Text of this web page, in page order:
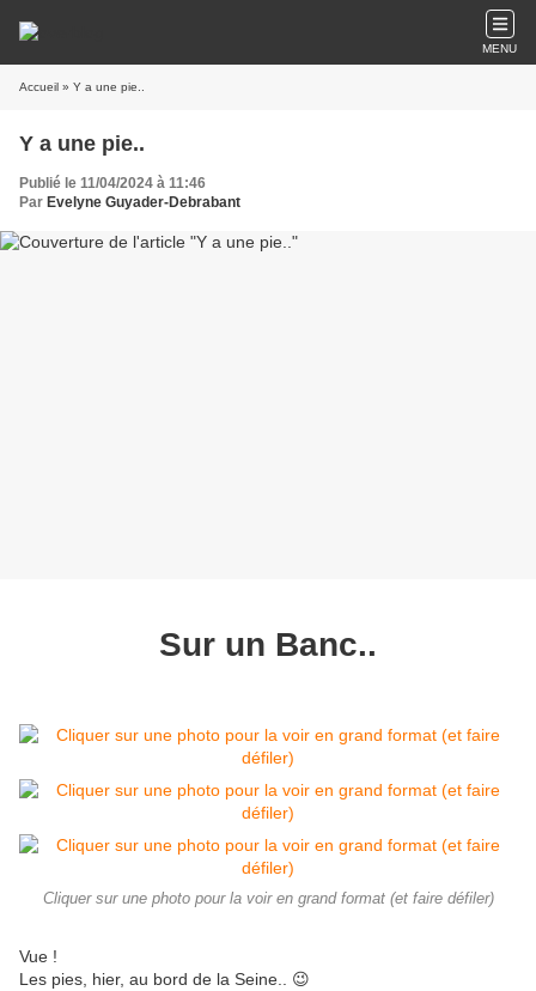
MENU
Accueil » Y a une pie..
Y a une pie..
Publié le 11/04/2024 à 11:46
Par Evelyne Guyader-Debrabant
Sur un Banc..
Cliquer sur une photo pour la voir en grand format (et faire défiler)
Vue !
Les pies, hier, au bord de la Seine.. 😉